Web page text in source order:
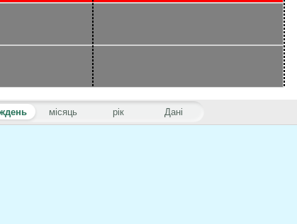
місяць рік Дані